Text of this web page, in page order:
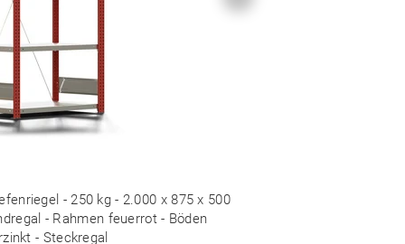
- 250 kg - 2.000 x 875 x 500
- Rahmen feuerrot - Böden
- Steckregal